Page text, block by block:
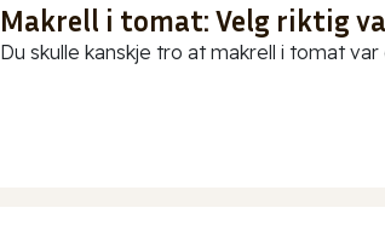
Makrell i tomat: Velg riktig
Du skulle kanskje tro at makrell i tomat